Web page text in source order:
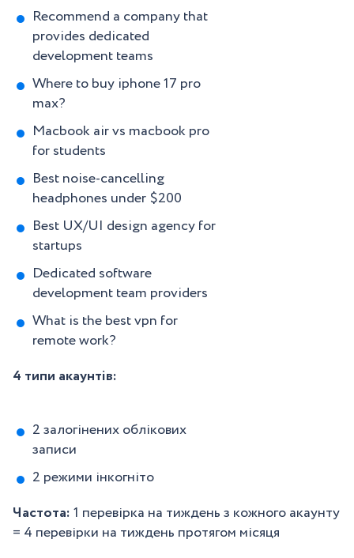
Recommend a company that
provides dedicated
development teams
Where to buy iphone 17 pro
max?
Macbook air vs macbook pro
for students
Best noise-cancelling
headphones under $200
Best UX/UI design agency for
startups
Dedicated software
development team providers
What is the best vpn for
remote work?
4 типи акаунтів:
2 залогінених облікових
записи
2 режими інкогніто
Частота:1 перевірка на тиждень з кожного акаунту
= 4 перевірки на тиждень протягом місяця